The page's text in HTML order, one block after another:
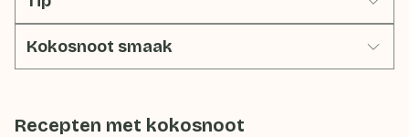
Kokosnoot smaak
Recepten met kokosnoot